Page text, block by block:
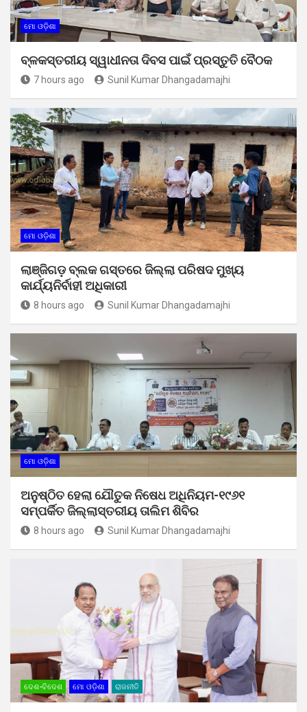
ମୋ ଓଡ଼ିଶା
ବ୍ଳକସ୍ତରୀୟ ସ୍ୱାଧୀନତା ଦିବସ ପାଇଁ ପ୍ରସ୍ତୁତି ବୈଠକ
7 hours ago Sunil Kumar Dhangadamajhi
ମୋ ଓଡ଼ିଶା
ଲାଞ୍ଜିଗଡ଼ ବ୍ଲକ ଗସ୍ତରେ ଜିଲ୍ଲା ପରିଷଦ ମୁଖ୍ୟ
କାର୍ଯ୍ୟନିର୍ବାହୀ ଅଧିକାରୀ
8 hours ago Sunil Kumar Dhangadamajhi
ମୋ ଓଡ଼ିଶା
ଅନୁଷ୍ଠିତ ହେଲା ଯୌତୁକ ନିଷେଧ ଅଧିନିୟମ-୧୯୬୧
ସମ୍ପର୍କିତ ଜିଲ୍ଲାସ୍ତରୀୟ ତାଲିମ ଶିବିର
8 hours ago Sunil Kumar Dhangadamajhi
ଦେଶ-ବିଦେଶ ମୋ ଓଡ଼ିଶା ରାଜନୀତି